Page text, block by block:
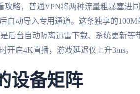
攻略，普通VPN将两种流量粗暴塞进
自动导入专用通道。这条独享的
后台自动隔离迅雷下载、系统更新
开启4K直播，游戏延迟仅上升3ms。
设备矩阵